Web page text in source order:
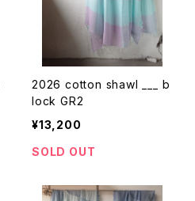
2026 cotton shawl ___ b
lock GR2
¥13,200
SOLD OUT